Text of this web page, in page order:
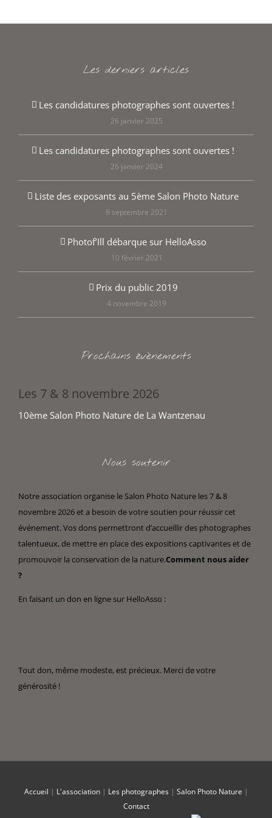
Les derniers articles
Les candidatures photographes sont ouvertes !
26 janvier 2025
Les candidatures photographes sont ouvertes !
26 janvier 2024
Liste des exposants au 5ème Salon Photo Nature
9 septembre 2021
Photof’Ill débarque sur HelloAsso
10 février 2021
Prix du public 2019
4 novembre 2019
Prochains évènements
Les 7 & 8 novembre 2026
10ème Salon Photo Nature de La Wantzenau
Nous soutenir
Notre association organise le Salon Photo Nature les 7 & 8
novembre 2026 et a besoin de votre soutien pour réussir cet
événement. Vos dons permettront d’accueillir des photographes
talentueux, de mettre en place des expositions captivantes et de
promouvoir la conservation de la nature.Comment nous aider
?
En faisant un don en ligne sur HelloAsso :
Tout don, même modeste, est précieux. Merci de votre
générosité !
Accueil | L'association| Les photographes| Salon Photo Nature |
Contact